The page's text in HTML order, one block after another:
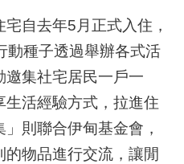
宅自去年5 月正式入住，
動種子透過舉辦各式活
集社宅居民一戶一
活經驗方式，拉進住
則聯合伊甸基金會，
物品進行交流，讓閒